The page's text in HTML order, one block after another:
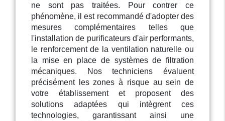
ne sont pas traitées. Pour contrer ce
phénomène, il est recommandé d'adopter des
mesures complémentaires telles que
l'installation de purificateurs d'air performants,
le renforcement de la ventilation naturelle ou
la mise en place de systèmes de filtration
mécaniques. Nos techniciens évaluent
précisément les zones à risque au sein de
votre établissement et proposent des
solutions adaptées qui intègrent ces
technologies, garantissant ainsi une